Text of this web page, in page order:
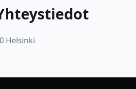
Helsinki